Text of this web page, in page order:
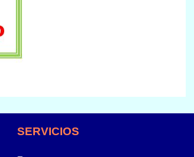
SERVICIOS